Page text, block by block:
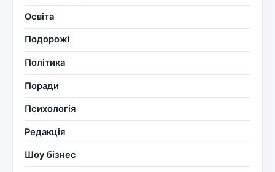
Освіта
Подорожі
Політика
Поради
Психологія
Редакція
Шоу бізнес